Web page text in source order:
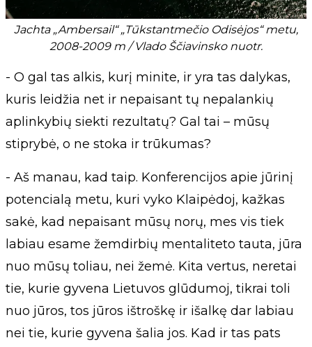
Jachta „Ambersail“ „Tūkstantmečio Odisėjos“ metu,
2008-2009 m / Vlado Ščiavinsko nuotr.
- O gal tas alkis, kurį minite, ir yra tas dalykas,
kuris leidžia net ir nepaisant tų nepalankių
aplinkybių siekti rezultatų? Gal tai – mūsų
stiprybė, o ne stoka ir trūkumas?
- Aš manau, kad taip. Konferencijos apie jūrinį
potencialą metu, kuri vyko Klaipėdoj, kažkas
sakė, kad nepaisant mūsų norų, mes vis tiek
labiau esame žemdirbių mentaliteto tauta, jūra
nuo mūsų toliau, nei žemė. Kita vertus, neretai
tie, kurie gyvena Lietuvos glūdumoj, tikrai toli
nuo jūros, tos jūros ištroškę ir išalkę dar labiau
nei tie, kurie gyvena šalia jos. Kad ir tas pats